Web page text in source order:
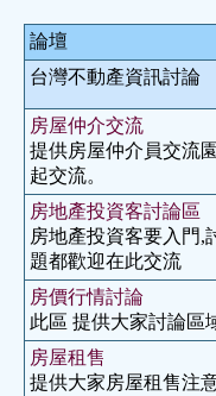
論壇
台灣不動產資訊討論
房屋仲介交流
提供房屋仲介員交流
起交流。
房地產投資客討論區
房地產投資客要入門,
題都歡迎在此交流
房價行情討論
此區 提供大家討論區
房屋租售
提供大家房屋租售注